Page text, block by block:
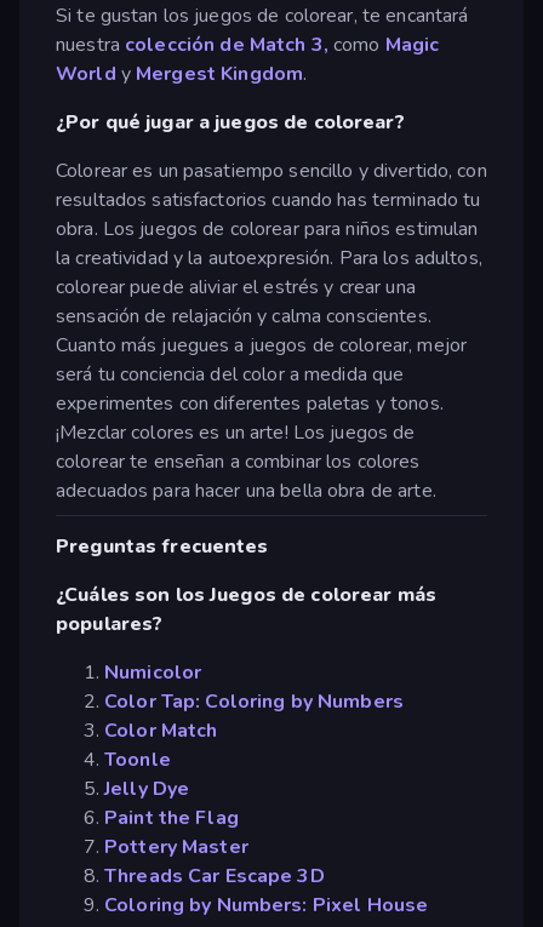
Si te gustan los juegos de colorear, te encantará
nuestra colección de Match 3, como Magic
World y Mergest Kingdom.
¿Por qué jugar a juegos de colorear?
Colorear es un pasatiempo sencillo y divertido, con
resultados satisfactorios cuando has terminado tu
obra. Los juegos de colorear para niños estimulan
la creatividad y la autoexpresión. Para los adultos,
colorear puede aliviar el estrés y crear una
sensación de relajación y calma conscientes.
Cuanto más juegues a juegos de colorear, mejor
será tu conciencia del color a medida que
experimentes con diferentes paletas y tonos.
¡Mezclar colores es un arte! Los juegos de
colorear te enseñan a combinar los colores
adecuados para hacer una bella obra de arte.
Preguntas frecuentes
¿Cuáles son los Juegos de colorear más
populares?
Numicolor
Color Tap: Coloring by Numbers
Color Match
Toonle
Jelly Dye
Paint the Flag
Pottery Master
Threads Car Escape 3D
Coloring by Numbers: Pixel House